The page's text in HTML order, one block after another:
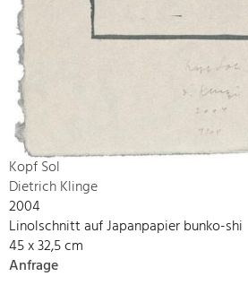
Kopf Sol
Dietrich Klinge
2004
Linolschnitt auf Japanpapier bunko-shi
45 x 32,5 cm
Anfrage